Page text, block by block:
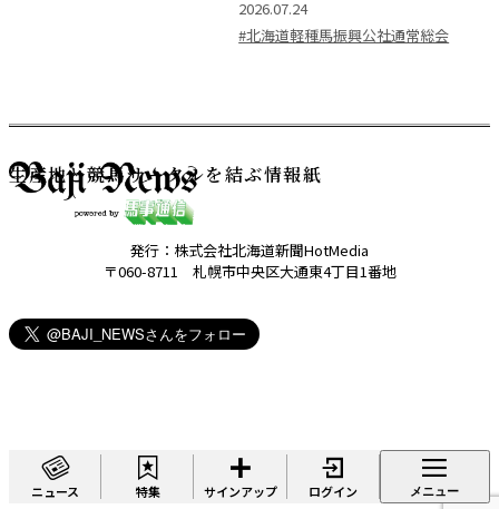
2026.07.24
#北海道軽種馬振興公社通常総会
生産地と競馬サークルを結ぶ情報紙
発行：株式会社北海道新聞HotMedia
〒060-8711 札幌市中央区大通東4丁目1番地
ニュース 特集 サインアップ ログイン メニュー